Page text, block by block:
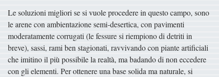
Le soluzioni migliori se si vuole procedere in questo campo, sono
le arene con ambientazione semi-desertica, con pavimenti
moderatamente corrugati (le fessure si riempiono di detriti in
breve), sassi, rami ben stagionati, ravvivando con piante artificiali
che imitino il più possibile la realtà, ma badando di non eccedere
con gli elementi. Per ottenere una base solida ma naturale, si